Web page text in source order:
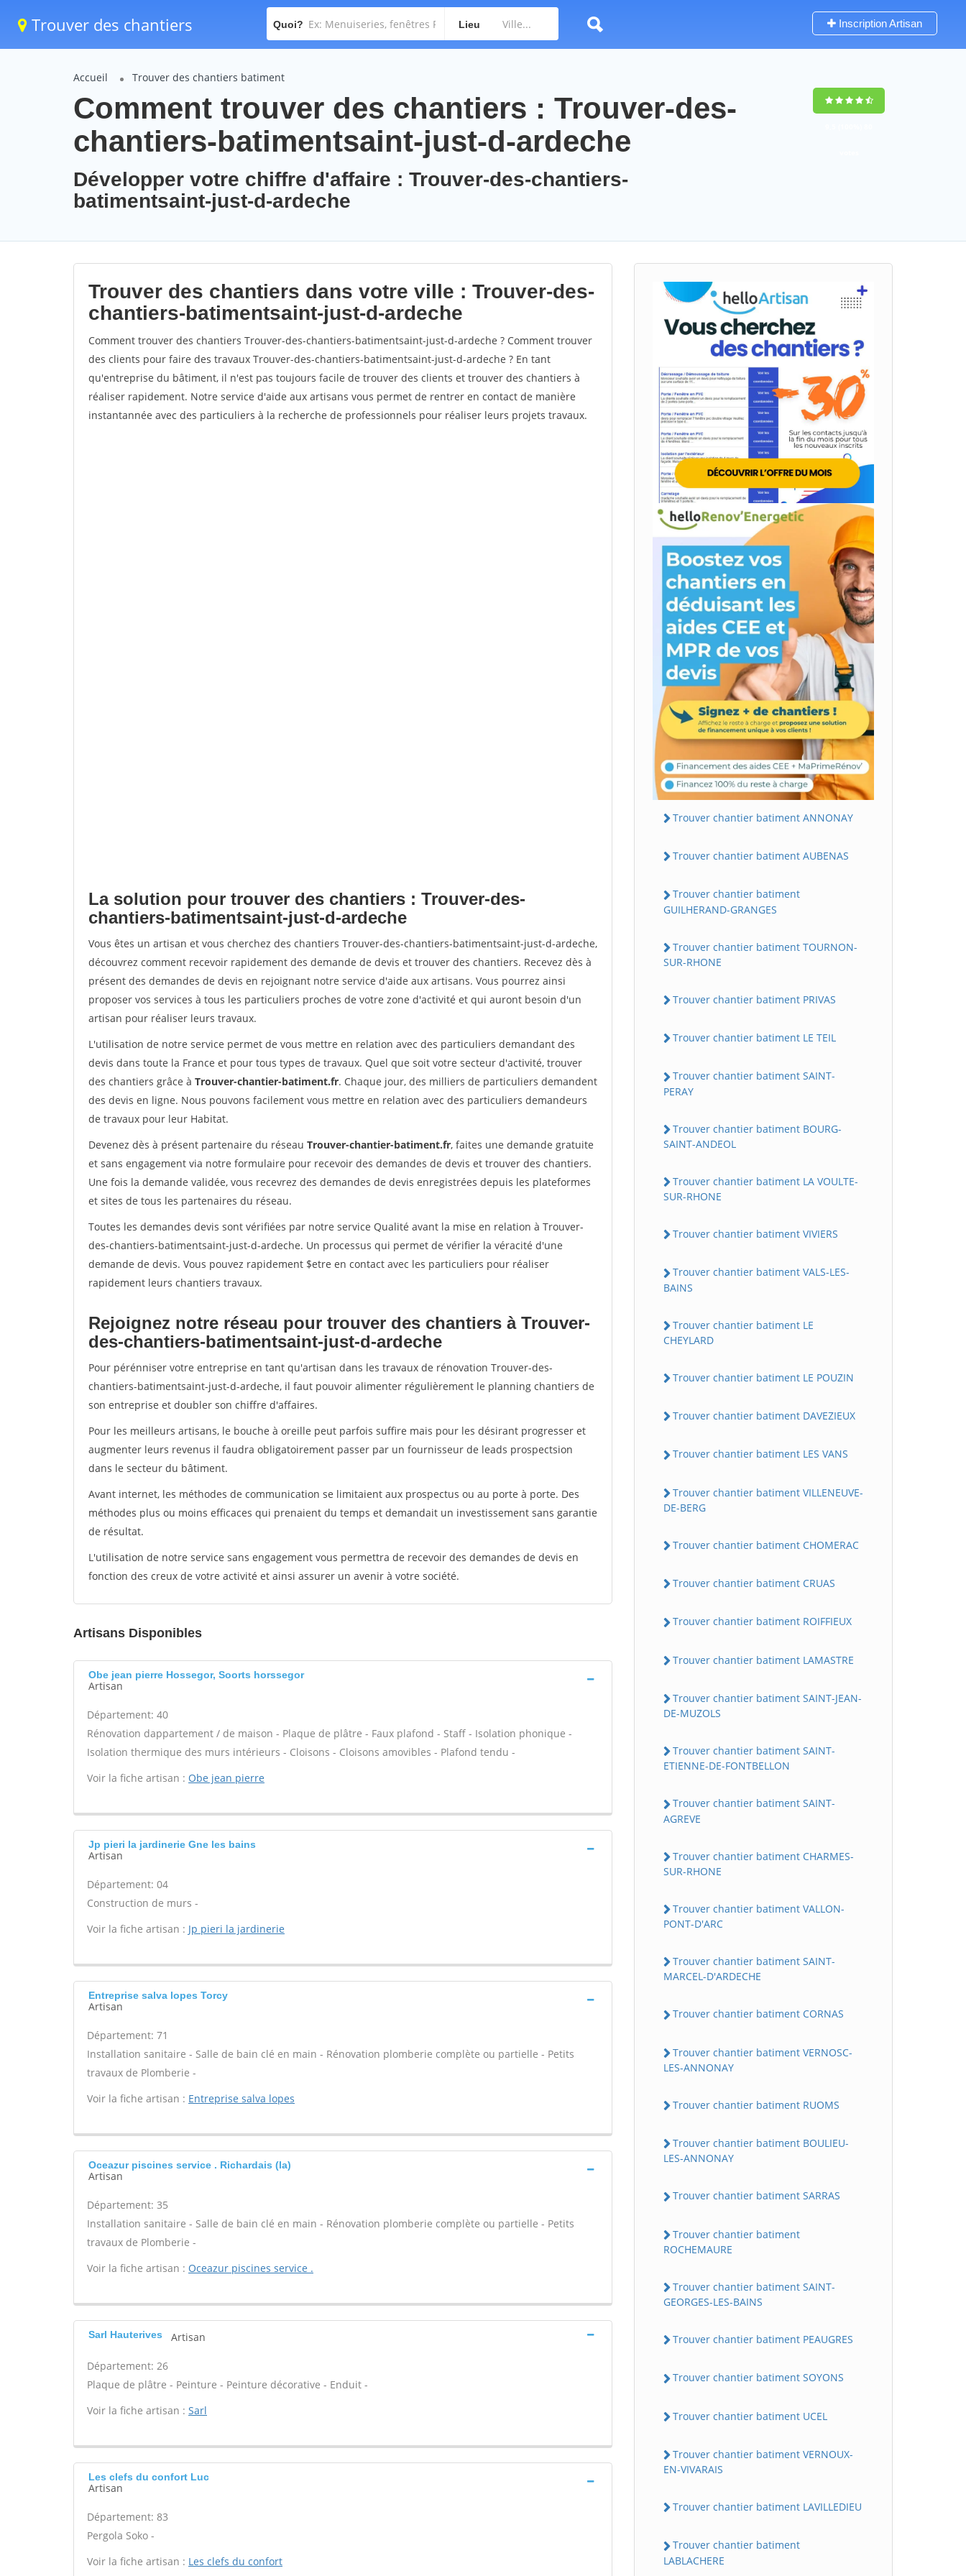
Trouver des chantiers Quoi? Lieu Inscription Artisan
Accueil Trouver des chantiers batiment
Comment trouver des chantiers : Trouver-des-
chantiers-batimentsaint-just-d-ardeche
Développer votre chiffre d'affaire : Trouver-des-chantiers-
batimentsaint-just-d-ardeche
Trouver des chantiers dans votre ville : Trouver-des-
chantiers-batimentsaint-just-d-ardeche
Comment trouver des chantiers Trouver-des-chantiers-batimentsaint-just-d-ardeche ? Comment trouver
des clients pour faire des travaux Trouver-des-chantiers-batimentsaint-just-d-ardeche ? En tant
qu'entreprise du bâtiment, il n'est pas toujours facile de trouver des clients et trouver des chantiers à
réaliser rapidement. Notre service d'aide aux artisans vous permet de rentrer en contact de manière
instantannée avec des particuliers à la recherche de professionnels pour réaliser leurs projets travaux.
La solution pour trouver des chantiers : Trouver-des-
chantiers-batimentsaint-just-d-ardeche
Vous êtes un artisan et vous cherchez des chantiers Trouver-des-chantiers-batimentsaint-just-d-ardeche,
découvrez comment recevoir rapidement des demande de devis et trouver des chantiers. Recevez dès à
présent des demandes de devis en rejoignant notre service d'aide aux artisans. Vous pourrez ainsi
proposer vos services à tous les particuliers proches de votre zone d'activité et qui auront besoin d'un
artisan pour réaliser leurs travaux.
L'utilisation de notre service permet de vous mettre en relation avec des particuliers demandant des
devis dans toute la France et pour tous types de travaux. Quel que soit votre secteur d'activité, trouver
des chantiers grâce à Trouver-chantier-batiment.fr. Chaque jour, des milliers de particuliers demandent
des devis en ligne. Nous pouvons facilement vous mettre en relation avec des particuliers demandeurs
de travaux pour leur Habitat.
Devenez dès à présent partenaire du réseau Trouver-chantier-batiment.fr, faites une demande gratuite
et sans engagement via notre formulaire pour recevoir des demandes de devis et trouver des chantiers.
Une fois la demande validée, vous recevrez des demandes de devis enregistrées depuis les plateformes
et sites de tous les partenaires du réseau.
Toutes les demandes devis sont vérifiées par notre service Qualité avant la mise en relation à Trouver-
des-chantiers-batimentsaint-just-d-ardeche. Un processus qui permet de vérifier la véracité d'une
demande de devis. Vous pouvez rapidement $etre en contact avec les particuliers pour réaliser
rapidement leurs chantiers travaux.
Rejoignez notre réseau pour trouver des chantiers à Trouver-
des-chantiers-batimentsaint-just-d-ardeche
Pour pérénniser votre entreprise en tant qu'artisan dans les travaux de rénovation Trouver-des-
chantiers-batimentsaint-just-d-ardeche, il faut pouvoir alimenter régulièrement le planning chantiers de
son entreprise et doubler son chiffre d'affaires.
Pour les meilleurs artisans, le bouche à oreille peut parfois suffire mais pour les désirant progresser et
augmenter leurs revenus il faudra obligatoirement passer par un fournisseur de leads prospectsion
dans le secteur du bâtiment.
Avant internet, les méthodes de communication se limitaient aux prospectus ou au porte à porte. Des
méthodes plus ou moins efficaces qui prenaient du temps et demandait un investissement sans garantie
de résultat.
L'utilisation de notre service sans engagement vous permettra de recevoir des demandes de devis en
fonction des creux de votre activité et ainsi assurer un avenir à votre société.
Artisans Disponibles
Obe jean pierre Hossegor, Soorts horssegor
Artisan
Département: 40
Rénovation dappartement / de maison - Plaque de plâtre - Faux plafond - Staff - Isolation phonique -
Isolation thermique des murs intérieurs - Cloisons - Cloisons amovibles - Plafond tendu -
Voir la fiche artisan : Obe jean pierre
Jp pieri la jardinerie Gne les bains
Artisan
Département: 04
Construction de murs -
Voir la fiche artisan : Jp pieri la jardinerie
Entreprise salva lopes Torcy
Artisan
Département: 71
Installation sanitaire - Salle de bain clé en main - Rénovation plomberie complète ou partielle - Petits
travaux de Plomberie -
Voir la fiche artisan : Entreprise salva lopes
Oceazur piscines service . Richardais (la)
Artisan
Département: 35
Installation sanitaire - Salle de bain clé en main - Rénovation plomberie complète ou partielle - Petits
travaux de Plomberie -
Voir la fiche artisan : Oceazur piscines service .
Sarl Hauterives Artisan
Département: 26
Plaque de plâtre - Peinture - Peinture décorative - Enduit -
Voir la fiche artisan : Sarl
Les clefs du confort Luc
Artisan
Département: 83
Pergola Soko -
Voir la fiche artisan : Les clefs du confort
Trouver chantier batiment ANNONAY
Trouver chantier batiment AUBENAS
Trouver chantier batiment
GUILHERAND-GRANGES
Trouver chantier batiment TOURNON-
SUR-RHONE
Trouver chantier batiment PRIVAS
Trouver chantier batiment LE TEIL
Trouver chantier batiment SAINT-
PERAY
Trouver chantier batiment BOURG-
SAINT-ANDEOL
Trouver chantier batiment LA VOULTE-
SUR-RHONE
Trouver chantier batiment VIVIERS
Trouver chantier batiment VALS-LES-
BAINS
Trouver chantier batiment LE
CHEYLARD
Trouver chantier batiment LE POUZIN
Trouver chantier batiment DAVEZIEUX
Trouver chantier batiment LES VANS
Trouver chantier batiment VILLENEUVE-
DE-BERG
Trouver chantier batiment CHOMERAC
Trouver chantier batiment CRUAS
Trouver chantier batiment ROIFFIEUX
Trouver chantier batiment LAMASTRE
Trouver chantier batiment SAINT-JEAN-
DE-MUZOLS
Trouver chantier batiment SAINT-
ETIENNE-DE-FONTBELLON
Trouver chantier batiment SAINT-
AGREVE
Trouver chantier batiment CHARMES-
SUR-RHONE
Trouver chantier batiment VALLON-
PONT-D'ARC
Trouver chantier batiment SAINT-
MARCEL-D'ARDECHE
Trouver chantier batiment CORNAS
Trouver chantier batiment VERNOSC-
LES-ANNONAY
Trouver chantier batiment RUOMS
Trouver chantier batiment BOULIEU-
LES-ANNONAY
Trouver chantier batiment SARRAS
Trouver chantier batiment
ROCHEMAURE
Trouver chantier batiment SAINT-
GEORGES-LES-BAINS
Trouver chantier batiment PEAUGRES
Trouver chantier batiment SOYONS
Trouver chantier batiment UCEL
Trouver chantier batiment VERNOUX-
EN-VIVARAIS
Trouver chantier batiment LAVILLEDIEU
Trouver chantier batiment
LABLACHERE